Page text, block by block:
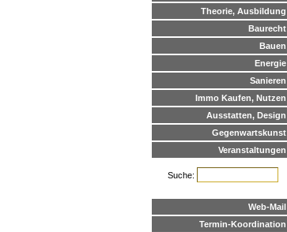
Theorie, Ausbildung
Baurecht
Bauen
Energie
Sanieren
Immo Kaufen, Nutzen
Ausstatten, Design
Gegenwartskunst
Veranstaltungen
Suche:
Web-Mail
Termin-Koordination